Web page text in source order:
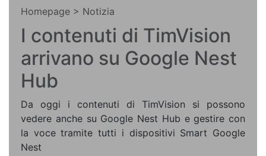
Homepage > Notizia
I contenuti di TimVision
arrivano su Google Nest
Hub
Da oggi i contenuti di TimVision si possono
vedere anche su Google Nest Hub e gestire con
la voce tramite tutti i dispositivi Smart Google
Nest